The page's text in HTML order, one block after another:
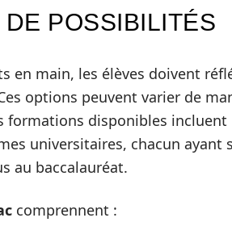
DE POSSIBILITÉS
en main, les élèves doivent
options peuvent varier de
formations disponibles incluent
universitaires, chacun ayant
au baccalauréat.
comprennent :